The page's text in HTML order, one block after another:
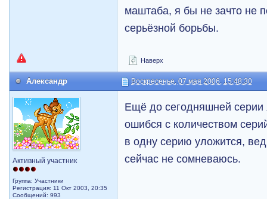
маштаба, я бы не зачто не
серьёзной борьбы.
Наверх
Александр Воскресенье, 07 мая 2006, 15:48:30
Активный участник
Группа: Участники
Регистрация: 11 Окт 2003, 20:35
Сообщений: 993
Ещё до сегодняшней
ошибся с количеством
в одну серию уложится,
сейчас не сомневаюсь.